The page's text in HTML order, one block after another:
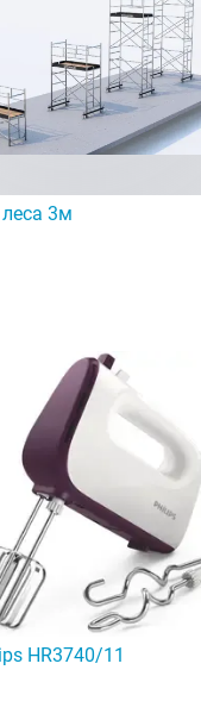
3м
высокоэффективное
HR3740/11